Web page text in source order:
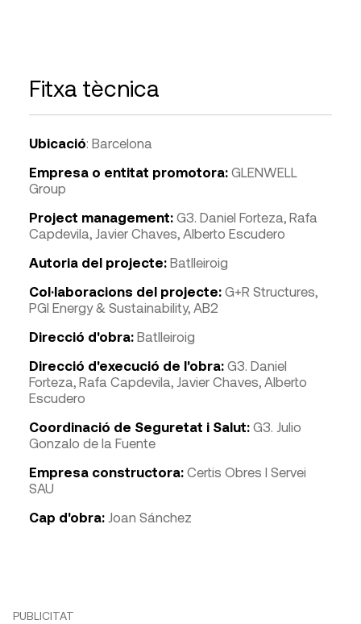
Fitxa tècnica
Ubicació: Barcelona
Empresa o entitat promotora: GLENWELL
Group
Project management: G3. Daniel Forteza, Rafa
Capdevila, Javier Chaves, Alberto Escudero
Autoria del projecte: Batlleiroig
Col·laboracions del projecte: G+R Structures,
PGI Energy & Sustainability, AB2
Direcció d'obra: Batlleiroig
Direcció d'execució de l'obra: G3. Daniel
Forteza, Rafa Capdevila, Javier Chaves, Alberto
Escudero
Coordinació de Seguretat i Salut: G3. Julio
Gonzalo de la Fuente
Empresa constructora: Certis Obres I Servei
SAU
Cap d'obra: Joan Sánchez
PUBLICITAT